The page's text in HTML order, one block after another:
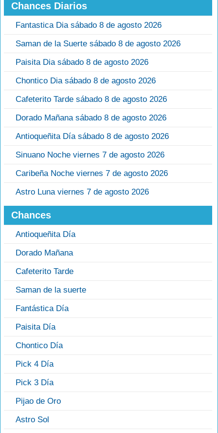
Chances Diarios
Fantastica Dia sábado 8 de agosto 2026
Saman de la Suerte sábado 8 de agosto 2026
Paisita Dia sábado 8 de agosto 2026
Chontico Dia sábado 8 de agosto 2026
Cafeterito Tarde sábado 8 de agosto 2026
Dorado Mañana sábado 8 de agosto 2026
Antioqueñita Día sábado 8 de agosto 2026
Sinuano Noche viernes 7 de agosto 2026
Caribeña Noche viernes 7 de agosto 2026
Astro Luna viernes 7 de agosto 2026
Chances
Antioqueñita Día
Dorado Mañana
Cafeterito Tarde
Saman de la suerte
Fantástica Día
Paisita Día
Chontico Día
Pick 4 Día
Pick 3 Día
Pijao de Oro
Astro Sol